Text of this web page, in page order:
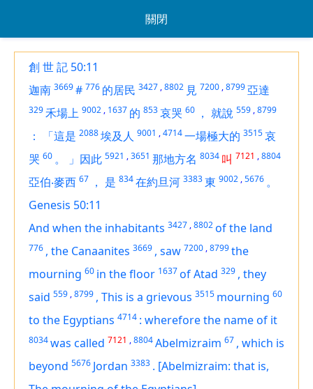
關閉
創 世 記 50:11
迦南 3669# 776 的居民 3427 ,8802 見 7200 ,8799亞達
329禾場上 9002 , 1637 的 853哀哭 60 ， 就說 559 ,8799
： 「這是 2088埃及人 9001 ,4714一場極大的 3515哀
哭 60 。 」因此 5921 ,3651 那地方名 8034 叫 7121 ,8804
亞伯‧麥西 67 ， 是 834在約旦河 3383東 9002 ,5676 。
Genesis 50:11
And when the inhabitants 3427 ,8802of the land
776 , the Canaanites 3669 , saw 7200 ,8799the
mourning 60 in the floor 1637of Atad 329 , they
said 559 ,8799 , This is a grievous 3515 mourning 60
to the Egyptians 4714 : wherefore the name of it
8034was called 7121 ,8804Abelmizraim 67 , which is
beyond 5676 Jordan 3383 . [Abelmizraim: that is,